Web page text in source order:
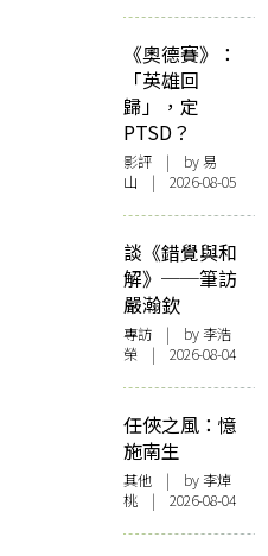
《奧德賽》：
「英雄回
歸」，定
PTSD？
影評 | by 易
山 | 2026-08-05
談《錯覺與和
解》──筆訪
嚴瀚欽
專訪 | by 李浩
榮 | 2026-08-04
任俠之風：憶
施南生
其他 | by 李焯
桃 | 2026-08-04